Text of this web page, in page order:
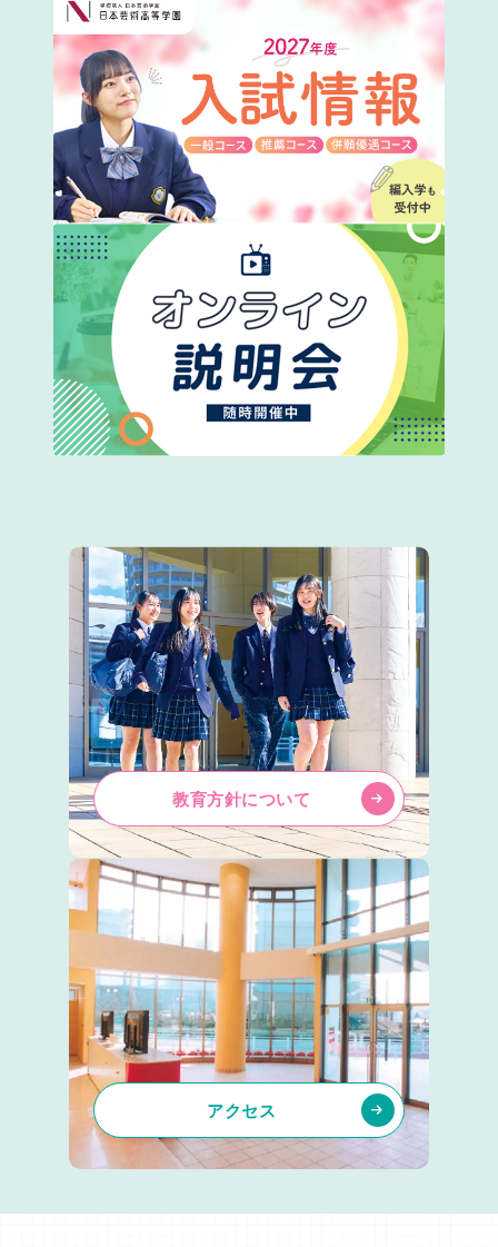
教育方針について
アクセス